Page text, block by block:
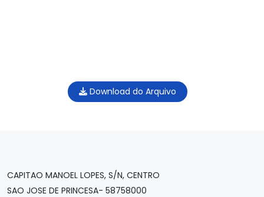
Download do Arquivo
CAPITAO MANOEL LOPES, S/N, CENTRO
SAO JOSE DE PRINCESA- 58758000